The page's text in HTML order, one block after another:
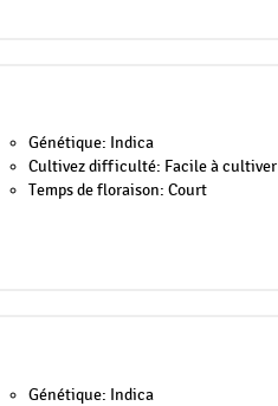
Génétique: Indica
Cultivez difficulté: Facile à cultiver
Temps de floraison: Court
Génétique: Indica